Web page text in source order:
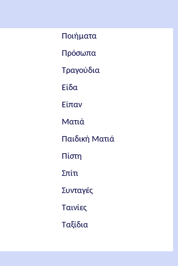
Ποιήματα
Πρόσωπα
Τραγούδια
Είδα
Είπαν
Ματιά
Παιδική Ματιά
Πίστη
Σπίτι
Συνταγές
Ταινίες
Ταξίδια